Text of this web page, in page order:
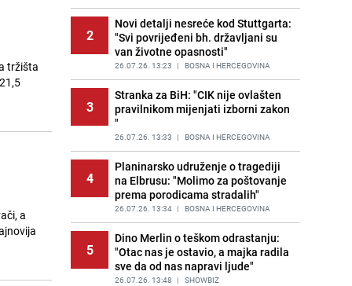
tržišta
a
12
Recept za brze uštipke: Ne upijaju
ulje i gotovi su za 30 minuta
PRIJE 1 DAN | RECEPTI
13
Imate tikvice i piletinu? Napravite
ovaj brzi ručak iz jedne tave
PRIJE 1 DAN | RECEPTI
Jedan od najvećih gradova nije na
listi: Ovo su lokacije prvih Lidl
prodavnica u BiH
PRIJE 1 DAN | BOSNA I HERCEGOVINA
Užas u bh. susjedstvu, mladići
bludničili nad maloljetnicom i sve
snimali: "Stari te gleda u lajvu"
PRIJE 2 DANA | REGIJA
2
Novi detalji nesreće kod Stuttgarta:
"Svi povrijeđeni bh. državljani su
van životne opasnosti"
26.07.26. 13:23 | BOSNA I HERCEGOVINA
3
Stranka za BiH: "CIK nije ovlašten
pravilnikom mijenjati izborni zakon
"
26.07.26. 13:33 | BOSNA I HERCEGOVINA
4
Planinarsko udruženje o tragediji
na Elbrusu: "Molimo za poštovanje
prema porodicama stradalih"
26.07.26. 13:34 | BOSNA I HERCEGOVINA
5
Dino Merlin o teškom odrastanju:
"Otac nas je ostavio, a majka radila
sve da od nas napravi ljude"
26.07.26. 13:48 | SHOWBIZ